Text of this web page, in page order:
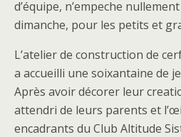
d’équipe, n’empeche
dimanche, pour les petits et
L’atelier de construction de
a accueilli une soixantaine de
Après avoir décorer leur
attendri de leurs parents et
encadrants du Club Altitude